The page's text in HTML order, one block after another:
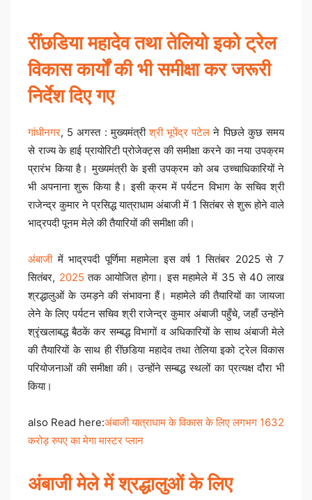
रींछडिया महादेव तथा तेलियो इको ट्रेल
विकास कार्यों की भी समीक्षा कर जरूरी
निर्देश दिए गए
गांधीनगर, 5 अगस्त : मुख्यमंत्रीश्री भूपेंद्र पटेल ने पिछले कुछ समय
से राज्य के हाई प्रायोरिटी प्रोजेक्ट्स की समीक्षा करने का नया उपक्रम
प्रारंभ किया है। मुख्यमंत्री के इसी उपक्रम को अब उच्चाधिकारियों ने
भी अपनाना शुरू किया है। इसी क्रम में पर्यटन विभाग के सचिव श्री
राजेन्द्र कुमार ने प्रसिद्ध यात्राधाम अंबाजी में 1 सितंबर से शुरू होने वाले
भाद्रपदी पूनम मेले की तैयारियों की समीक्षा की।
अंबाजीमें भाद्रपदी पूर्णिमा महामेला इस वर्ष 1 सितंबर 2025 से 7
सितंबर, 2025 तक आयोजित होगा। इस महामेले में 35 से 40 लाख
श्रद्धालुओं के उमड़ने की संभावना हैं। महामेले की तैयारियों का जायजा
लेने के लिए पर्यटन सचिव श्री राजेन्द्र कुमार अंबाजी पहुँचे, जहाँ उन्होंने
श्रृंखलाबद्ध बैठकें कर सम्बद्ध विभागों व अधिकारियों के साथ अंबाजी मेले
की तैयारियों के साथ ही रींछडिया महादेव तथा तेलिया इको ट्रेल विकास
परियोजनाओं की समीक्षा की। उन्होंने सम्बद्ध स्थलों का प्रत्यक्ष दौरा भी
किया।
also Read here:अंबाजी यात्राधाम के विकास के लिए लगभग 1632
करोड़ रुपए का मेगा मास्टर प्लान
अंबाजी मेले में श्रद्धालुओं के लिए